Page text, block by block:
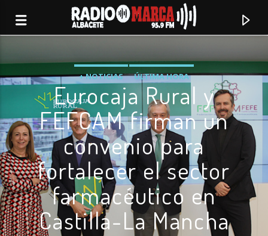
Canción actual
+ NOTICIAS ÚLTIMA HORA
Eurocaja Rural y
FEFCAM firman un
convenio para
fortalecer el sector
farmacéutico en
Castilla-La Mancha